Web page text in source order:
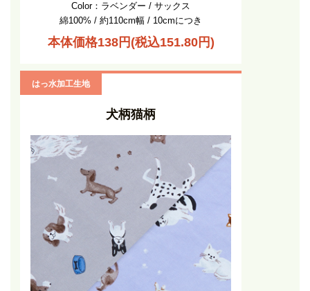
Color：ラベンダー / サックス
綿100% / 約110cm幅 / 10cmにつき
本体価格138円(税込151.80円)
はっ水加工生地
犬柄猫柄